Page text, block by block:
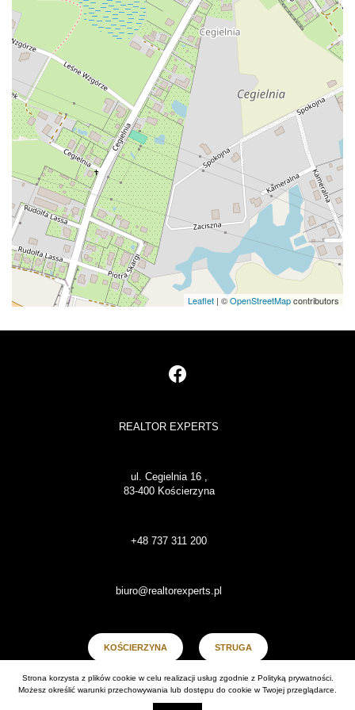
Leaflet | ©OpenStreetMapcontributors
REALTOR EXPERTS
ul. Cegielnia 16 ,
83-400 Kościerzyna
+48 737 311 200
biuro@realtorexperts.pl
KOŚCIERZYNA STRUGA
BRODNICA DOLNA
Strona korzysta z plików cookie w celu realizacji usług zgodnie z Polityką prywatności.
Możesz określić warunki przechowywania lub dostępu do cookie w Twojej przeglądarce.